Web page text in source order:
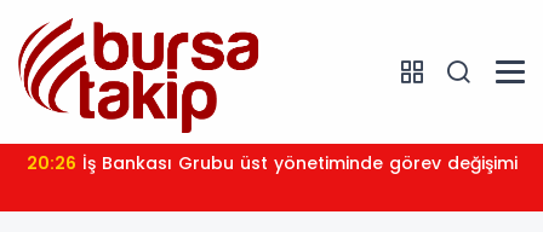
20:26 İş Bankası Grubu üst yönetiminde görev değişimi